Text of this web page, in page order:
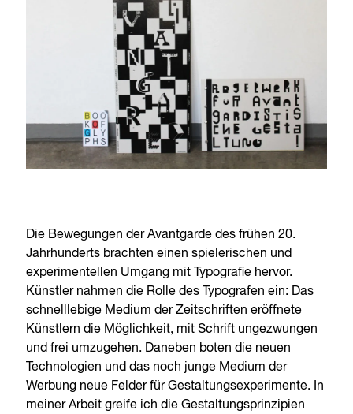
Die Bewegungen der Avantgarde des frühen 20.
Jahrhunderts brachten einen spielerischen und
experimentellen Umgang mit Typografie hervor.
Künstler nahmen die Rolle des Typografen ein: Das
schnelllebige Medium der Zeitschriften eröffnete
Künstlern die Möglichkeit, mit Schrift ungezwungen
und frei umzugehen. Daneben boten die neuen
Technologien und das noch junge Medium der
Werbung neue Felder für Gestaltungsexperimente. In
meiner Arbeit greife ich die Gestaltungsprinzipien